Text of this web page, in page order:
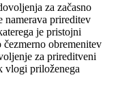
za začasno
namerava prireditev
je pristojni
obremenitev
za prireditveni
vlogi priloženega